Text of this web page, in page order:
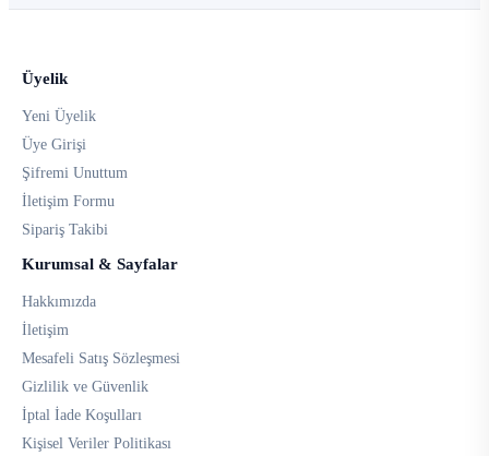
Üyelik
Yeni Üyelik
Üye Girişi
Şifremi Unuttum
İletişim Formu
Sipariş Takibi
Kurumsal & Sayfalar
Hakkımızda
İletişim
Mesafeli Satış Sözleşmesi
Gizlilik ve Güvenlik
İptal İade Koşulları
Kişisel Veriler Politikası